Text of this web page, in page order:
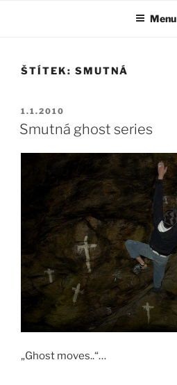
Menu
ŠTÍTEK: SMUTNÁ
PUBLIKOVÁNO
1.1.2010
Smutná ghost series
„Ghost moves..“…